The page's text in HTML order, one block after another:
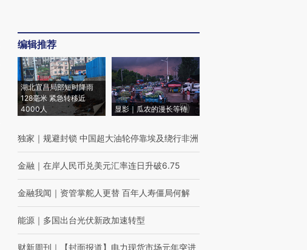
编辑推荐
湖北宜昌局部短时降雨
128毫米 紧急转移近
4000人
显影｜瓜农的漫长等待
独家 ｜ 规避封锁 中国超大油轮停靠埃及绕行非洲
金融 ｜ 在岸人民币兑美元汇率连日升破6.75
金融我闻 ｜ 资管掌舵人更替 百年人寿僵局何解
能源 ｜ 多国出台光伏新政加速转型
财新周刊 ｜ 【封面报道】电力现货市场元年突进